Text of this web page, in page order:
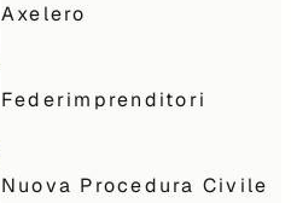
Axelero
Federimprenditori
Nuova Procedura Civile